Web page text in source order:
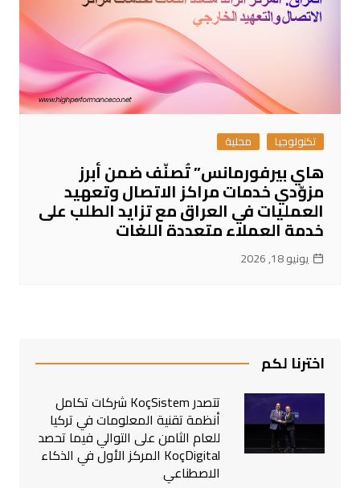
تكنولوجيا محلية
هاي بيرفورمانس” تُصنّف ضمن أبرز
مزوّدي خدمات مراكز الاتصال وتعهيد
العمليات في العراق مع تزايد الطلب على
خدمة العملاء متعددة اللغات
يونيو 18, 2026
اخترنا لكم
تتصدر KoçSistem شركات تكامل
أنظمة تقنية المعلومات في تركيا
للعام الثامن على التوالي فيما تحصد
KoçDigital المركز الأول في الذكاء
الاصطناعي